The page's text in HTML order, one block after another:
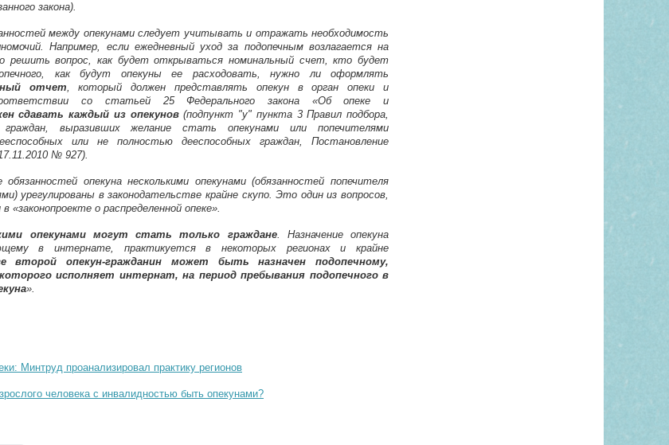
закона).
между опекунами следует учитывать и отражать необходимость
Например, если ежедневный уход за подопечным возлагается на
решить вопрос, как будет открываться номинальный счет, кто будет
как будут опекуны ее расходовать, нужно ли оформлять
отчет, который должен представлять опекун в орган опеки и
со статьей 25 Федерального закона «Об опеке и
сдавать каждый из опекунов(подпункт "у" пункта 3 Правил подбора,
выразивших желание стать опекунами или попечителями
или не полностью дееспособных граждан, Постановление
№ 927).
опекуна несколькими опекунами (обязанностей попечителя
урегулированы в законодательстве крайне скупо. Это один из вопросов,
«законопроекте о распределенной опеке».
опекунами могут стать только граждане. Назначение опекуна
в интернате, практикуется в некоторых регионах и крайне
второй опекун-гражданин может быть назначен подопечному,
исполняет интернат, на период пребывания подопечного в
».
Минтруд проанализировал практику регионов
человека с инвалидностью быть опекунами?